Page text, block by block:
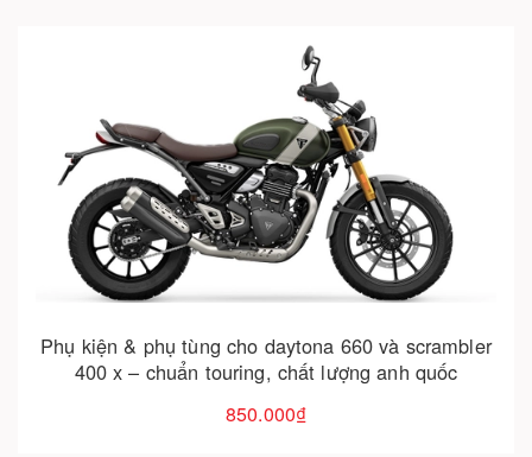
daytona 660 và scrambler
chất lượng anh quốc
vào giỏ hàng
Phụ kiện & phụ tùng